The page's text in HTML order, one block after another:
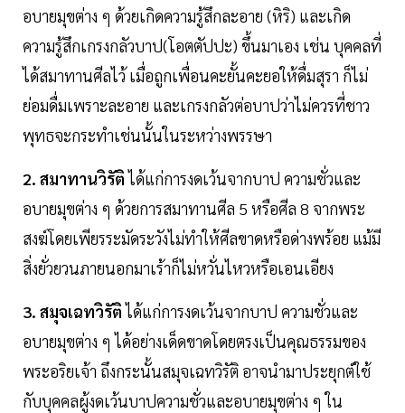
อบายมุขต่าง ๆ ด้วยเกิดความรู้สึกละอาย (หิริ) และเกิด
ความรู้สึกเกรงกลัวบาป(โอตตัปปะ) ขึ้นมาเอง เช่น บุคคลที่
ได้สมาทานศีลไว้ เมื่อถูกเพื่อนคะยั้นคะยอให้ดื่มสุรา ก็ไม่
ย่อมดื่มเพราะละอาย และเกรงกลัวต่อบาปว่าไม่ควรที่ชาว
พุทธจะกระทำเช่นนั้นในระหว่างพรรษา
2. สมาทานวิรัติได้แก่การงดเว้นจากบาป ความชั่วและ
อบายมุขต่าง ๆ ด้วยการสมาทานศีล 5 หรือศีล 8 จากพระ
สงฆ์โดยเพียรระมัดระวังไม่ทำให้ศีลขาดหรือด่างพร้อย แม้มี
สิ่งยั่วยวนภายนอกมาเร้าก็ไม่หวั่นไหวหรือเอนเอียง
3. สมุจเฉทวิรัติได้แก่การงดเว้นจากบาป ความชั่วและ
อบายมุขต่าง ๆ ได้อย่างเด็ดขาดโดยตรงเป็นคุณธรรมของ
พระอริยเจ้า ถึงกระนั้นสมุจเฉทวิรัติ อาจนำมาประยุกต์ใช้
กับบุคคลผู้งดเว้นบาปความชั่วและอบายมุขต่าง ๆ ใน